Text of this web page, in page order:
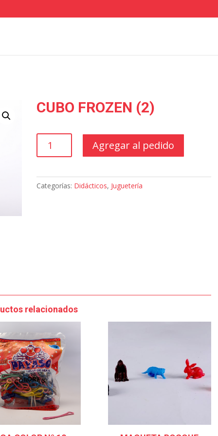
CUBO FROZEN (2)
FROZEN
Agregar al pedido
Categorías: Didácticos, Juguetería
relacionados